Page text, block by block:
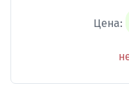
Цена: